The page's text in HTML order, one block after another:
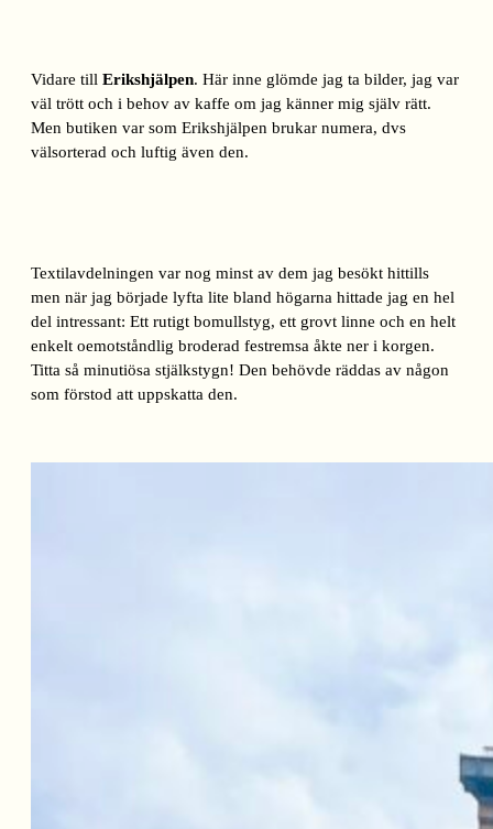
Vidare till Erikshjälpen. Här inne glömde jag ta bilder, jag var
väl trött och i behov av kaffe om jag känner mig själv rätt.
Men butiken var som Erikshjälpen brukar numera, dvs
välsorterad och luftig även den.
Textilavdelningen var nog minst av dem jag besökt hittills
men när jag började lyfta lite bland högarna hittade jag en hel
del intressant: Ett rutigt bomullstyg, ett grovt linne och en helt
enkelt oemotståndlig broderad festremsa åkte ner i korgen.
Titta så minutiösa stjälkstygn! Den behövde räddas av någon
som förstod att uppskatta den.